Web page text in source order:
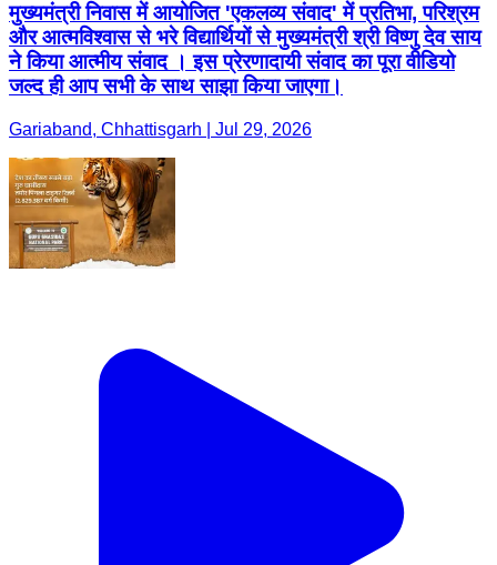
मुख्यमंत्री निवास में आयोजित 'एकलव्य संवाद' में प्रतिभा, परिश्रम
और आत्मविश्वास से भरे विद्यार्थियों से मुख्यमंत्री श्री विष्णु देव साय
ने किया आत्मीय संवाद । इस प्रेरणादायी संवाद का पूरा वीडियो
जल्द ही आप सभी के साथ साझा किया जाएगा।
Gariaband, Chhattisgarh | Jul 29, 2026